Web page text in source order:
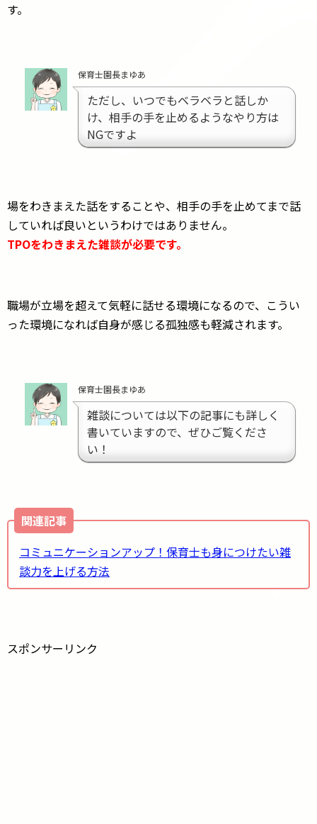
す。
保育士園長まゆあ
ただし、いつでもベラベラと話しか
け、相手の手を止めるようなやり方は
NGですよ
場をわきまえた話をすることや、相手の手を止めてまで話
していれば良いというわけではありません。
TPOをわきまえた雑談が必要です。
職場が立場を超えて気軽に話せる環境になるので、こうい
った環境になれば自身が感じる孤独感も軽減されます。
保育士園長まゆあ
雑談については以下の記事にも詳しく
書いていますので、ぜひご覧くださ
い！
関連記事
コミュニケーションアップ！保育士も身につけたい雑
談力を上げる方法
スポンサーリンク